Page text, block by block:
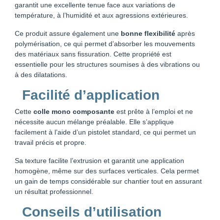
garantit une excellente tenue face aux variations de
température, à l’humidité et aux agressions extérieures.
Ce produit assure également une bonne flexibilité après
polymérisation, ce qui permet d’absorber les mouvements
des matériaux sans fissuration. Cette propriété est
essentielle pour les structures soumises à des vibrations ou
à des dilatations.
Facilité d’application
Cette colle mono composante est prête à l’emploi et ne
nécessite aucun mélange préalable. Elle s’applique
facilement à l’aide d’un pistolet standard, ce qui permet un
travail précis et propre.
Sa texture facilite l’extrusion et garantit une application
homogène, même sur des surfaces verticales. Cela permet
un gain de temps considérable sur chantier tout en assurant
un résultat professionnel.
Conseils d’utilisation